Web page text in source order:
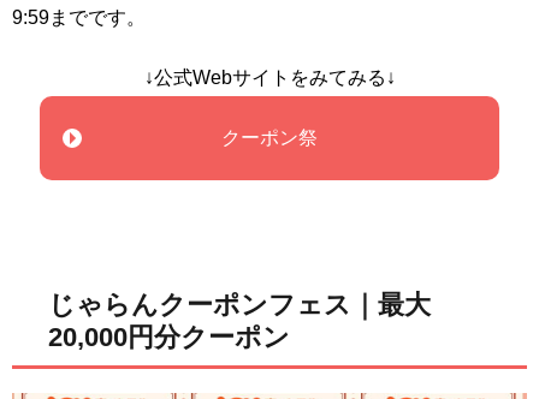
9:59までです。
↓公式Webサイトをみてみる↓
クーポン祭
じゃらんクーポンフェス｜最大
20,000円分クーポン